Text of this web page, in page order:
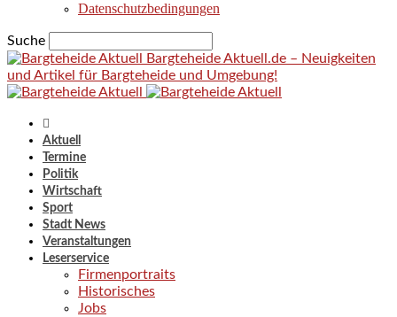
Datenschutzbedingungen
Suche
Bargteheide Aktuell.de – Neuigkeiten
und Artikel für Bargteheide und Umgebung!
Aktuell
Termine
Politik
Wirtschaft
Sport
Stadt News
Veranstaltungen
Leserservice
Firmenportraits
Historisches
Jobs